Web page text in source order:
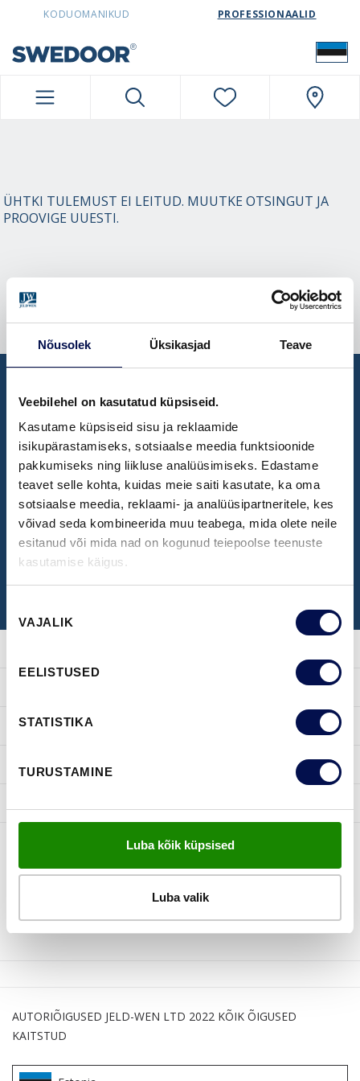
Nõusolek Üksikasjad Teave
Veebilehel on kasutatud küpsiseid.
Kasutame küpsiseid sisu ja reklaamide
isikupärastamiseks, sotsiaalse meedia funktsioonide
pakkumiseks ning liikluse analüüsimiseks. Edastame
teavet selle kohta, kuidas meie saiti kasutate, ka oma
sotsiaalse meedia, reklaami- ja analüüsipartneritele, kes
võivad seda kombineerida muu teabega, mida olete neile
esitanud või mida nad on kogunud teiepoolse teenuste
kasutamise käigus.
valik
VAJALIK
EELISTUSED
STATISTIKA
TURUSTAMINE
Luba kõik küpsised
Luba valik
SWEDOORESTONIA NAVIGATION
KODUOMANIKUD PROFESSIONAALID
ÜHTKI TULEMUST EI LEITUD. MUUTKE OTSINGUT JA
PROOVIGE UUESTI.
INSPIRATSIOON
KASULIKKU
JÄLGI MEID
NÄIDISTESAAL
Broneeri aeg Swedoori näidistesaali
külastamiseks
BRONEERI KÜLASTUS
AUTORIÕIGUSED JELD-WEN LTD 2022 KÕIK ÕIGUSED
KAITSTUD